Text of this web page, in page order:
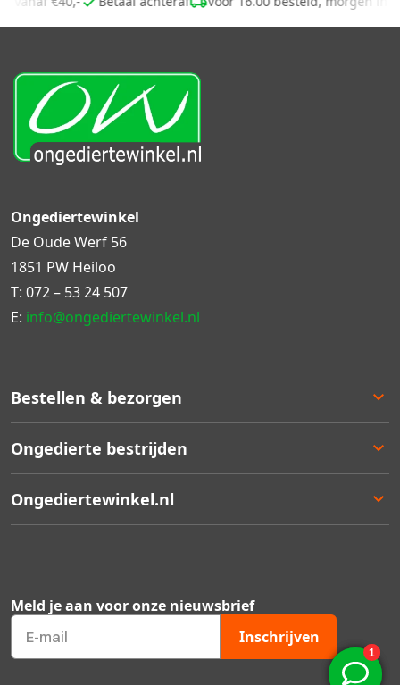
Meld je aan voor onze nieuwsbrief
Inschrijven
Bestellen & bezorgen
Bestellen
Bezorgen
Ongedierte bestrijden
Ongedierte keuzelulp
Ongedierte Blog
Ongediertewinkel.nl
Veelgestelde vragen
Mijn account
Ongediertewinkel
De Oude Werf 56
1851 PW Heiloo
T: 072 – 53 24 507
E: info@ongediertewinkel.nl